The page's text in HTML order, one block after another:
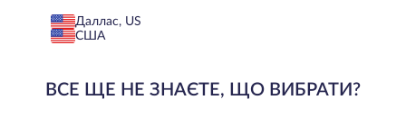
Даллас, US
США
ВСЕ ЩЕ НЕ ЗНАЄТЕ, ЩО ВИБРАТИ?